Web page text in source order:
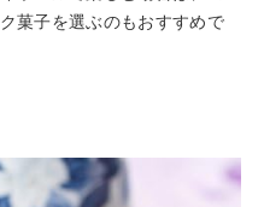
菓子を選ぶのもおすすめで